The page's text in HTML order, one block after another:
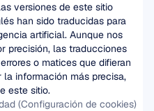
versiones de este sitio
han sido traducidas para
artificial. Aunque nos
precisión, las traducciones
o matices que difieran
información más precisa,
este sitio.
(Configuración de cookies)